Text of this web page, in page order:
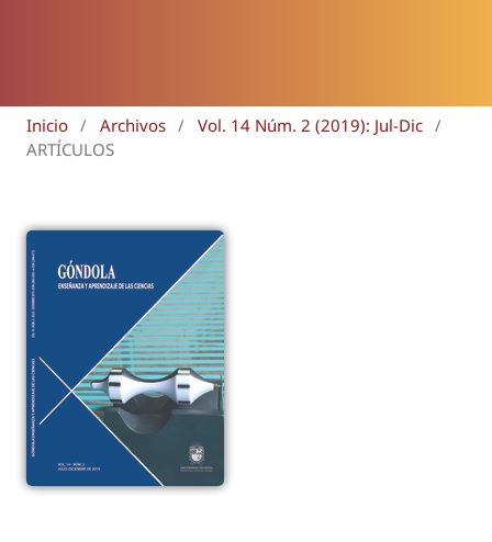
Inicio / Archivos / Vol. 14 Núm. 2 (2019): Jul-Dic /
ARTÍCULOS